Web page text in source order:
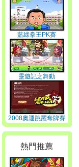
藍綠拳王PK賽
靈遊記之舞動
2008奧運跳躍奪牌賽
熱門推薦